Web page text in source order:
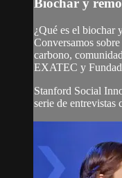
Biochar y
¿Qué es el biochar
Conversamos
carbono,
EXATEC y
Stanford Social
serie de entrevistas